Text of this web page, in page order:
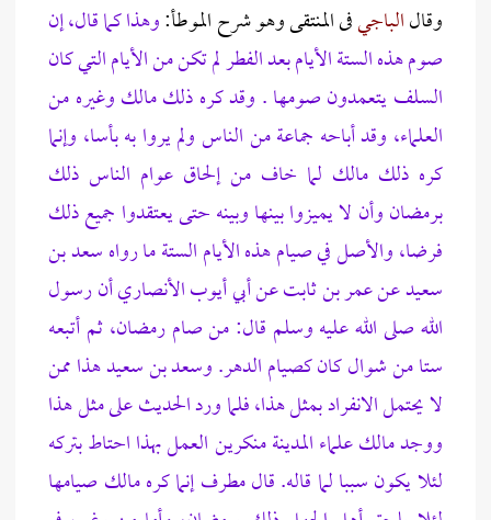
وقالالباجيفى المنتقى وهو شرح الموطأ:وهذا كما قال، إن
صوم هذه الستة الأيام بعد الفطر لم تكن من الأيام التيكان
السلف يتعمدون صومها . وقد كرهذلك مالك وغيره من
العلماء، وقد أباحه جماعة من الناس ولم يروا به بأسا، وإنما
كره ذلك مالك لما خاف من إلحاق عوام الناس ذلك
برمضان وأن لا يميزوا بينها وبينه حتى يعتقدوا جميع ذلك
فرضا، والأصل في صيام هذه الأيام الستة ما رواه سعد بن
سعيد عن عمر بن ثابت عن أبي أيوب الأنصاري أن رسول
الله صلى الله عليه وسلم قال: من صام رمضان، ثم أتبعه
ستا من شوال كان كصيام الدهر. وسعد بن سعيد هذا ممن
لا يحتمل الانفراد بمثل هذا، فلما ورد الحديث على مثل هذا
ووجد مالك علماء المدينة منكرين العمل بهذا احتاط بتركه
لئلا يكون سببا لما قاله. قال مطرف إنما كره مالك صيامها